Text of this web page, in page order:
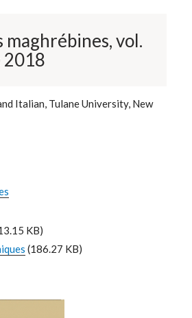
maghrébines, vol.
2018
Italian, Tulane University, New
KB)
(186.27 KB)